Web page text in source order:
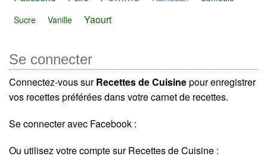
Sucre
Vanille Yaourt
Se connecter
Connectez-vous surRecettes de Cuisinepour enregistrer
vos recettes préférées dans votre carnet de recettes.
Se connecter avec Facebook :
Ou utilisez votre compte sur Recettes de Cuisine :